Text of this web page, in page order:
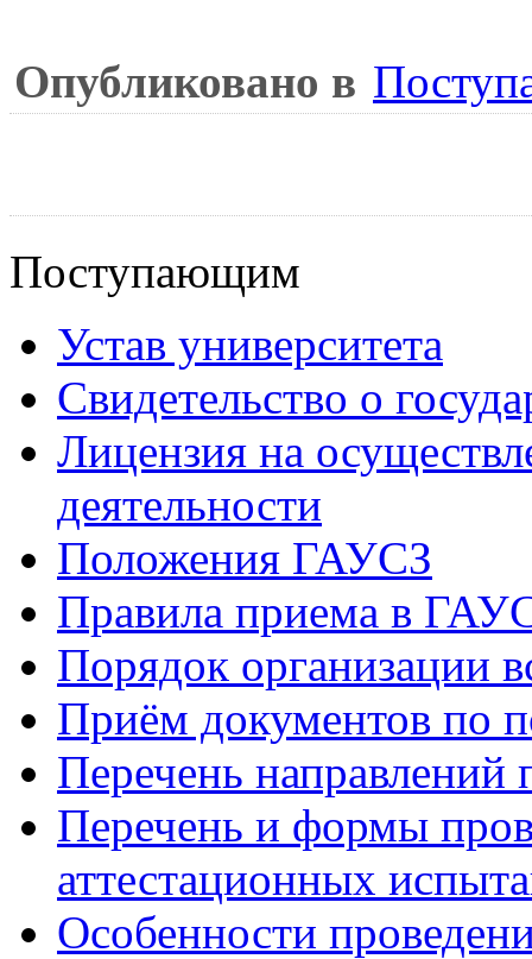
Опубликовано в
Поступающим
Устав университета
Свидетельство о
Лицензия на
деятельности
Положения ГАУСЗ
Правила приема в
Порядок организации
Приём документов по
Перечень направлений
Перечень и формы
аттестационных
Особенности